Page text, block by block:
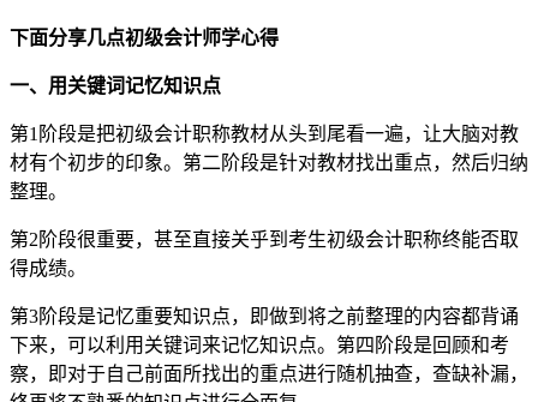
下面分享几点初级会计师学心得
一、用关键词记忆知识点
第1阶段是把初级会计职称教材从头到尾看一遍，让大脑对教
材有个初步的印象。第二阶段是针对教材找出重点，然后归纳
整理。
第2阶段很重要，甚至直接关乎到考生初级会计职称终能否取
得成绩。
第3阶段是记忆重要知识点，即做到将之前整理的内容都背诵
下来，可以利用关键词来记忆知识点。第四阶段是回顾和考
察，即对于自己前面所找出的重点进行随机抽查，查缺补漏，